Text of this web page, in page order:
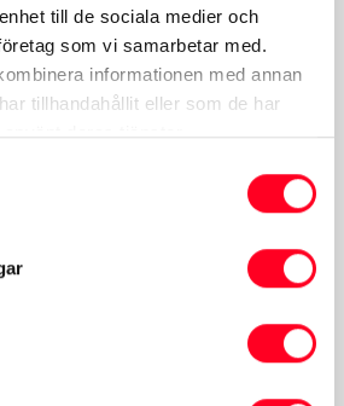
till de sociala medier och
som vi samarbetar med.
informationen med annan
tillhandahållit eller som de har
deras tjänster.